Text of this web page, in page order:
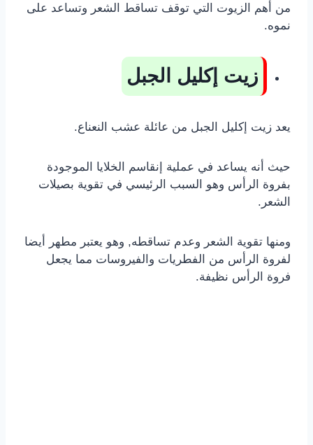
من أهم الزيوت التي توقف تساقط الشعر وتساعد على
نموه.
زيت إكليل الجبل
يعد زيت إكليل الجبل من عائلة عشب النعناع.
حيث أنه يساعد في عملية إنقاسم الخلايا الموجودة
بفروة الرأس وهو السبب الرئيسي في تقوية بصيلات
الشعر.
ومنها تقوية الشعر وعدم تساقطه, وهو يعتبر مطهر أيضا
لفروة الرأس من الفطريات والفيروسات مما يجعل
فروة الرأس نظيفة.